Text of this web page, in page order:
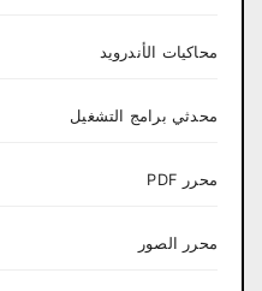
محاكيات الأندرويد
محدثي برامج التشغيل
محرر PDF
محرر الصور